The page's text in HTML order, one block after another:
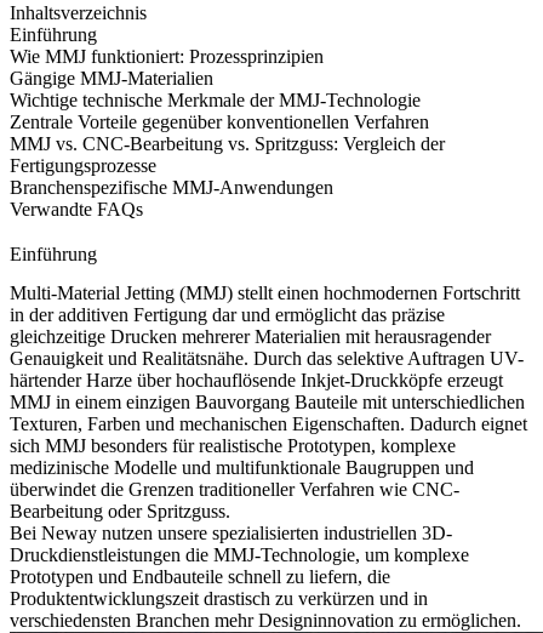
Inhaltsverzeichnis
Einführung
Wie MMJ funktioniert: Prozessprinzipien
Gängige MMJ-Materialien
Wichtige technische Merkmale der MMJ-Technologie
Zentrale Vorteile gegenüber konventionellen Verfahren
MMJ vs. CNC-Bearbeitung vs. Spritzguss: Vergleich der
Fertigungsprozesse
Branchenspezifische MMJ-Anwendungen
Verwandte FAQs
Einführung
Multi-Material Jetting (MMJ) stellt einen hochmodernen Fortschritt
in der additiven Fertigung dar und ermöglicht das präzise
gleichzeitige Drucken mehrerer Materialien mit herausragender
Genauigkeit und Realitätsnähe. Durch das selektive Auftragen UV-
härtender Harze über hochauflösende Inkjet-Druckköpfe erzeugt
MMJ in einem einzigen Bauvorgang Bauteile mit unterschiedlichen
Texturen, Farben und mechanischen Eigenschaften. Dadurch eignet
sich MMJ besonders für realistische Prototypen, komplexe
medizinische Modelle und multifunktionale Baugruppen und
überwindet die Grenzen traditioneller Verfahren wie CNC-
Bearbeitung oder Spritzguss.
Bei Neway nutzen unsere spezialisierten industriellen 3D-
Druckdienstleistungen die MMJ-Technologie, um komplexe
Prototypen und Endbauteile schnell zu liefern, die
Produktentwicklungszeit drastisch zu verkürzen und in
verschiedensten Branchen mehr Designinnovation zu ermöglichen.